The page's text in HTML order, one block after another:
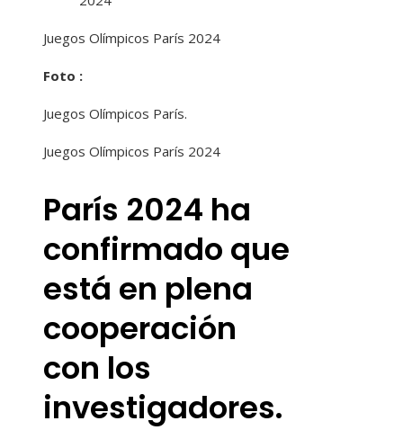
Juegos Olímpicos París 2024
Foto :
Juegos Olímpicos París.
Juegos Olímpicos París 2024
París 2024 ha
confirmado que
está en plena
cooperación
con los
investigadores.